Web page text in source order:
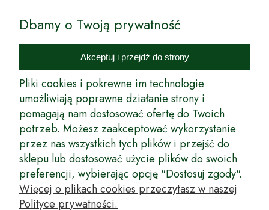
Internetowy Sklep Ogrodniczy Podkarpackie Sady to inicjatywa
podkarpackich szkółkarzy, której zamierzeniem jest wprowadzenie na
rynek wysokiej jakości drzewek owocowych, drzewek ozdobnych oraz
innych produktów pozwalających na uprawianie zarówno małych, jak
i dużych sadów oraz ogrodów.
Wspólnie stworzyliśmy dla Państwa kompleksową ofertę - wspaniałe
produkty, dary ziemi ze szkółek drzewek ozdobnych i owocowych,
których tradycje sięgają roku 1953. Drzewka produkowane są
z najwyższą starannością przez trzecie pokolenie plantatorów.
Długoletnie Doświadczenie sprawiło, że wszystkie drzewka cechuje
duża odporność na zmienne warunki atmosferyczne naszego klimatu
oraz niezwykły urodzaj. W ofercie naszego internetowego sklepu
ogrodniczego: drzewka owocowe, krzewy owocowe, drzewka
Dbamy o Twoją prywatność
Akceptuj i przejdź do strony
Pliki cookies i pokrewne im technologie
umożliwiają poprawne działanie strony i
pomagają nam dostosować ofertę do Twoich
potrzeb. Możesz zaakceptować wykorzystanie
przez nas wszystkich tych plików i przejść do
sklepu lub dostosować użycie plików do swoich
preferencji, wybierając opcję "Dostosuj zgody".
Więcej o plikach cookies przeczytasz w naszej
Polityce prywatności.